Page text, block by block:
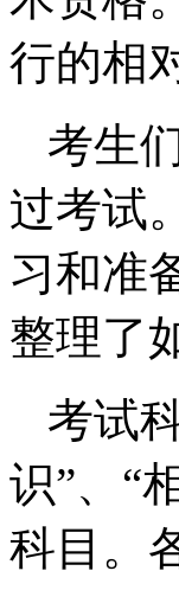
行的相
考生
过考试
习和准
整理了
考试
识”、“
科目。